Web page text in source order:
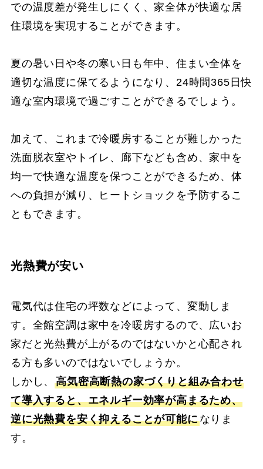
での温度差が発生しにくく、家全体が快適な居
住環境を実現することができます。
夏の暑い日や冬の寒い日も年中、住まい全体を
適切な温度に保てるようになり、24時間365日快
適な室内環境で過ごすことができるでしょう。
加えて、これまで冷暖房することが難しかった
洗面脱衣室やトイレ、廊下なども含め、家中を
均一で快適な温度を保つことができるため、体
への負担が減り、ヒートショックを予防するこ
ともできます。
光熱費が安い
電気代は住宅の坪数などによって、変動しま
す。全館空調は家中を冷暖房するので、広いお
家だと光熱費が上がるのではないかと心配され
る方も多いのではないでしょうか。
しかし、高気密高断熱の家づくりと組み合わせ
て導入すると、エネルギー効率が高まるため、
逆に光熱費を安く抑えることが可能になりま
す。